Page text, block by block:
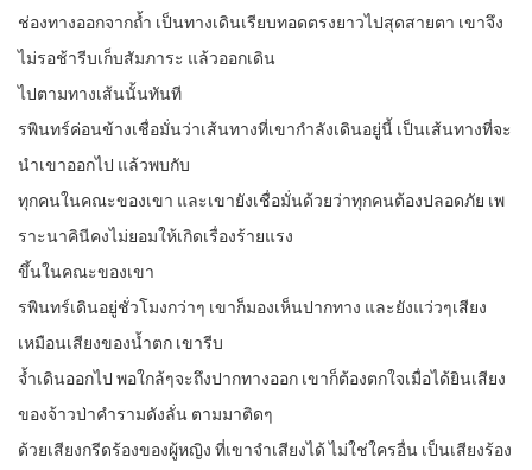
ช่องทางออกจากถ้ำ เป็นทางเดินเรียบทอดตรงยาวไปสุดสายตา เขาจึง
ไม่รอช้ารีบเก็บสัมภาระ แล้วออกเดิน
ไปตามทางเส้นนั้นทันที
รพินทร์ค่อนข้างเชื่อมั่นว่าเส้นทางที่เขากำลังเดินอยู่นี้ เป็นเส้นทางที่จะ
นำเขาออกไป แล้วพบกับ
ทุกคนในคณะของเขา และเขายังเชื่อมั่นด้วยว่าทุกคนต้องปลอดภัย เพ
ราะนาคินีคงไม่ยอมให้เกิดเรื่องร้ายแรง
ขึ้นในคณะของเขา
รพินทร์เดินอยู่ชั่วโมงกว่าๆ เขาก็มองเห็นปากทาง และยังแว่วๆเสียง
เหมือนเสียงของน้ำตก เขารีบ
จ้ำเดินออกไป พอใกล้ๆจะถึงปากทางออก เขาก็ต้องตกใจเมื่อได้ยินเสียง
ของจ้าวป่าคำรามดังลั่น ตามมาติดๆ
ด้วยเสียงกรีดร้องของผู้หญิง ที่เขาจำเสียงได้ ไม่ใช่ใครอื่น เป็นเสียงร้อง